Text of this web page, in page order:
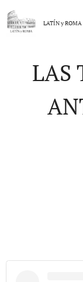
LATÍN yROMA
LAS